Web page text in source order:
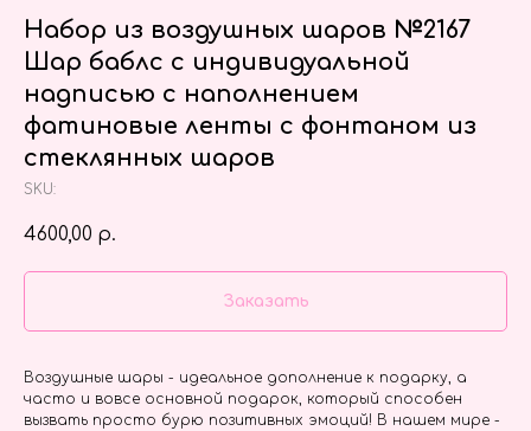
Набор из воздушных шаров №2167
Шар баблс с индивидуальной
надписью с наполнением
фатиновые ленты с фонтаном из
стеклянных шаров
SKU:
4600,00 р.
Заказать
Воздушные шары - идеальное дополнение к подарку, а
часто и вовсе основной подарок, который способен
вызвать просто бурю позитивных эмоций! В нашем мире -